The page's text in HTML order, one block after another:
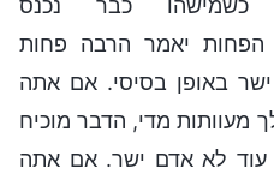
כשמישהו כבר נכנס
הפחות יאמר הרבה פחות
באופן בסיסי. אם אתה
מעוותות מדי, הדבר מוכיח
לא אדם ישר. אם אתה